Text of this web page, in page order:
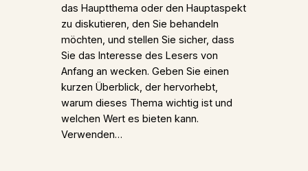
das Hauptthema oder den Hauptaspekt
zu diskutieren, den Sie behandeln
möchten, und stellen Sie sicher, dass
Sie das Interesse des Lesers von
Anfang an wecken. Geben Sie einen
kurzen Überblick, der hervorhebt,
warum dieses Thema wichtig ist und
welchen Wert es bieten kann.
Verwenden…